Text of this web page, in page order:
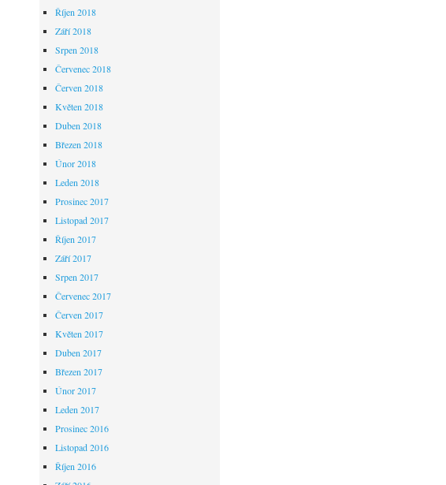
Říjen 2018
Září 2018
Srpen 2018
Červenec 2018
Červen 2018
Květen 2018
Duben 2018
Březen 2018
Únor 2018
Leden 2018
Prosinec 2017
Listopad 2017
Říjen 2017
Září 2017
Srpen 2017
Červenec 2017
Červen 2017
Květen 2017
Duben 2017
Březen 2017
Únor 2017
Leden 2017
Prosinec 2016
Listopad 2016
Říjen 2016